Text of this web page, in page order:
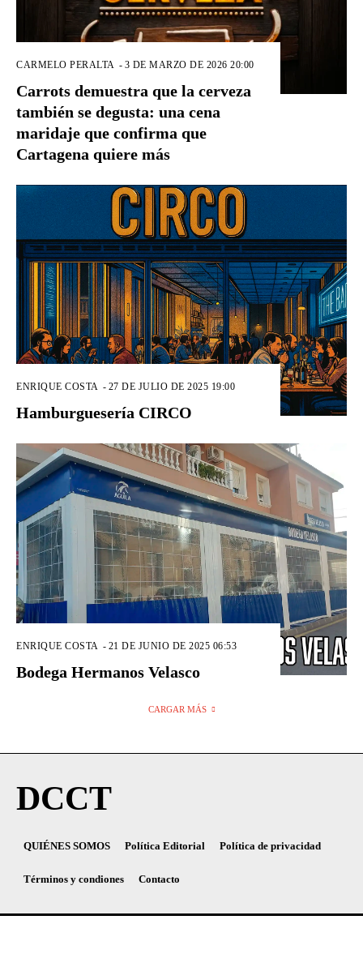
CARMELO PERALTA - 3 DE MARZO DE 2026 20:00
Carrots demuestra que la cerveza
también se degusta: una cena
maridaje que confirma que
Cartagena quiere más
ENRIQUE COSTA - 27 DE JULIO DE 2025 19:00
Hamburguesería CIRCO
ENRIQUE COSTA - 21 DE JUNIO DE 2025 06:53
Bodega Hermanos Velasco
CARGAR MÁS
DCCT
QUIÉNES SOMOS Política Editorial Política de privacidad
Términos y condiones Contacto